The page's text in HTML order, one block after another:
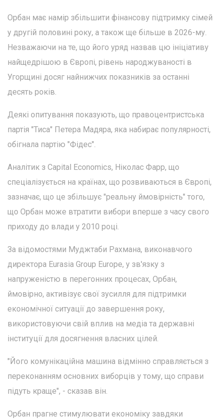
Орбан має намір збільшити фінансову підтримку сімей
у другій половині року, а також ще більше в 2026-му.
Незважаючи на те, що його уряд назвав цю ініціативу
найщедрішою в Європі, рівень народжуваності в
Угорщині досяг найнижчих показників за останні
десять років.
Деякі опитування показують, що правоцентристська
партія "Тиса" Петера Мадяра, яка набирає популярності,
обігнала партію "Фідес".
Аналітик з Capital Economics, Ніколас Фарр, що
спеціалізується на країнах, що розвиваються в Європі,
зазначає, що це збільшує "реальну ймовірність" того,
що Орбан може втратити вибори вперше з часу свого
приходу до влади у 2010 році.
За відомостями Муджтаби Рахмана, виконавчого
директора Eurasia Group Europe, у зв'язку з
напруженістю в перегонних процесах, Орбан,
ймовірно, активізує свої зусилля для підтримки
економічної ситуації до завершення року,
використовуючи свій вплив на медіа та державні
інституції для досягнення власних цілей.
"Його комунікаційна машина відмінно справляється з
переконанням основних виборців у тому, що справи
підуть краще", - сказав він.
Орбан прагне стимулювати економіку завдяки